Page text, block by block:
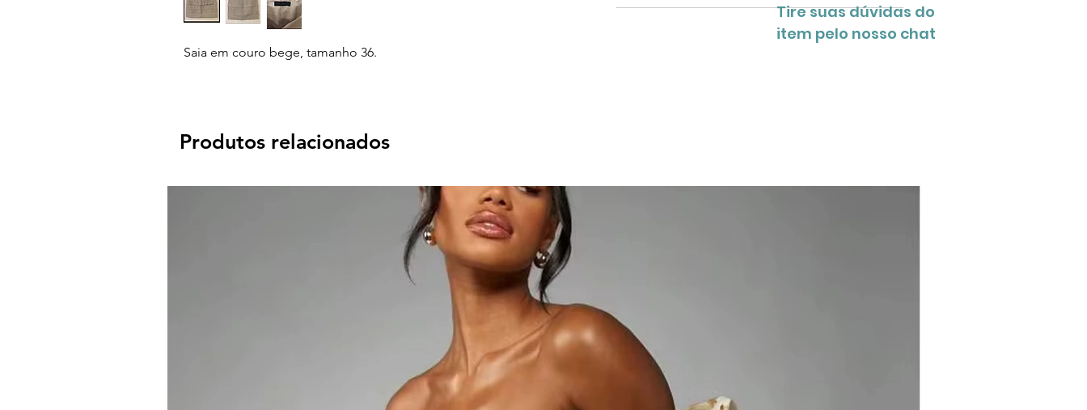
Saia em couro bege, tamanho 36.
Tire suas dúvidas do
item pelo nosso chat
Produtos relacionados